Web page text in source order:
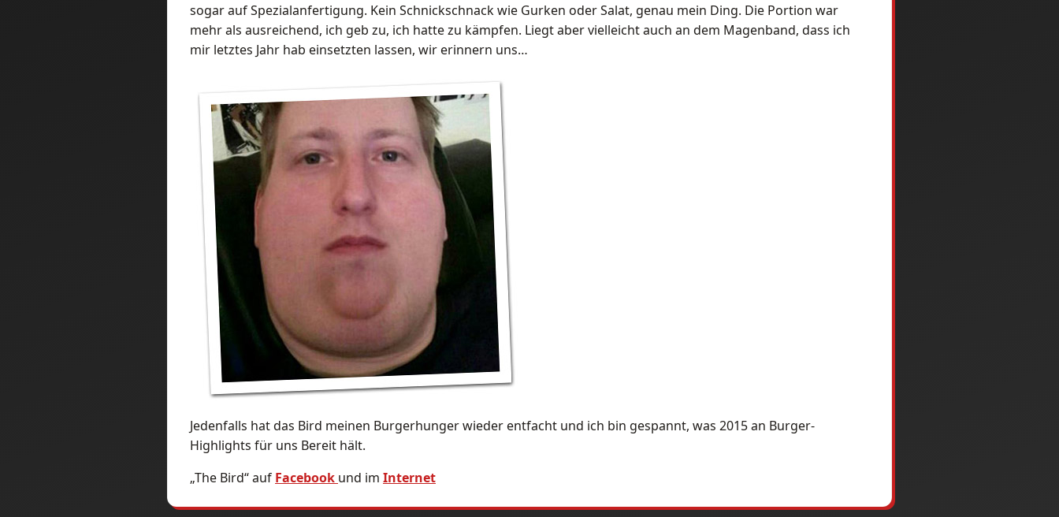
sogar auf Spezialanfertigung. Kein Schnickschnack wie Gurken oder Salat, genau mein Ding. Die Portion war
mehr als ausreichend, ich geb zu, ich hatte zu kämpfen. Liegt aber vielleicht auch an dem Magenband, dass ich
mir letztes Jahr hab einsetzten lassen, wir erinnern uns…
Jedenfalls hat das Bird meinen Burgerhunger wieder entfacht und ich bin gespannt, was 2015 an Burger-
Highlights für uns Bereit hält.
„The Bird“ auf Facebook und im Internet